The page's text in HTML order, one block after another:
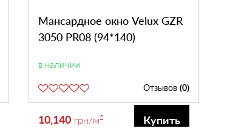
Мансардное окно Velux GZR
3050 PR08 (94*140)
в наличии
Отзывов (0)
10,140 грн/м2 Купить